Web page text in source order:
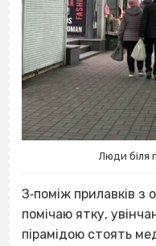
Люди біля
З‐поміж прилавків з
помічаю ятку,
пірамідою стоять